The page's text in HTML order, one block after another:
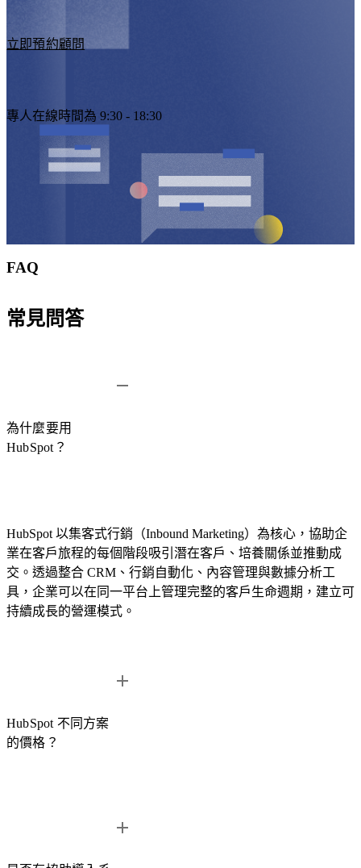
立即預約顧問
專人在線時間為 9:30 - 18:30
FAQ
常見問答
為什麼要用
HubSpot？
HubSpot 以集客式行銷（Inbound Marketing）為核心，協助企
業在客戶旅程的每個階段吸引潛在客戶、培養關係並推動成
交。透過整合 CRM、行銷自動化、內容管理與數據分析工
具，企業可以在同一平台上管理完整的客戶生命週期，建立可
持續成長的營運模式。
HubSpot 不同方案
的價格？